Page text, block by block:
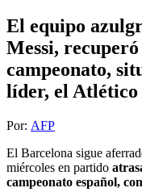
El equipo
Messi,
campeonato,
líder, el
Por: AFP
El Barcelona sigue
miércoles en partido
campeonato español,